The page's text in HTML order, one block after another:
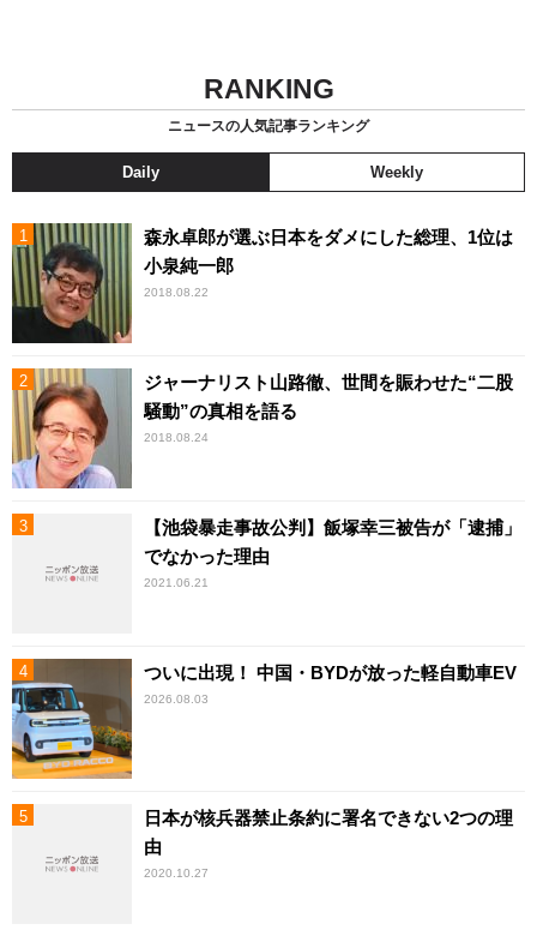
RANKING
ニュースの人気記事ランキング
Daily Weekly
森永卓郎が選ぶ日本をダメにした総理、1位は
小泉純一郎
2018.08.22
ジャーナリスト山路徹、世間を賑わせた“二股
騒動”の真相を語る
2018.08.24
【池袋暴走事故公判】飯塚幸三被告が「逮捕」
でなかった理由
2021.06.21
ついに出現！ 中国・BYDが放った軽自動車EV
2026.08.03
日本が核兵器禁止条約に署名できない2つの理
由
2020.10.27